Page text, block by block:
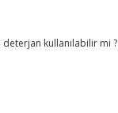
kullanılabilir mi ?